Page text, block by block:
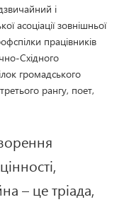
і
асоціації зовнішньої
працівників
Східного
громадського
рангу, поет,
– це тріада,